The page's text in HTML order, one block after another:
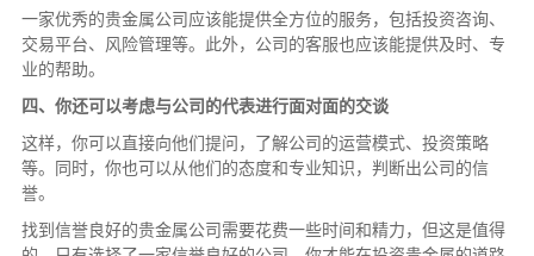
一家优秀的贵金属公司应该能提供全方位的服务，包括投资咨询、
交易平台、风险管理等。此外，公司的客服也应该能提供及时、专
业的帮助。
四、你还可以考虑与公司的代表进行面对面的交谈
这样，你可以直接向他们提问，了解公司的运营模式、投资策略
等。同时，你也可以从他们的态度和专业知识，判断出公司的信
誉。
找到信誉良好的贵金属公司需要花费一些时间和精力，但这是值得